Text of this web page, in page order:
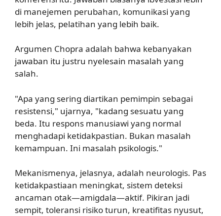
di manejemen perubahan, komunikasi yang
lebih jelas, pelatihan yang lebih baik.
Argumen Chopra adalah bahwa kebanyakan
jawaban itu justru nyelesain masalah yang
salah.
"Apa yang sering diartikan pemimpin sebagai
resistensi," ujarnya, "kadang sesuatu yang
beda. Itu respons manusiawi yang normal
menghadapi ketidakpastian. Bukan masalah
kemampuan. Ini masalah psikologis."
Mekanismenya, jelasnya, adalah neurologis. Pas
ketidakpastiaan meningkat, sistem deteksi
ancaman otak—amigdala—aktif. Pikiran jadi
sempit, toleransi risiko turun, kreatifitas nyusut,